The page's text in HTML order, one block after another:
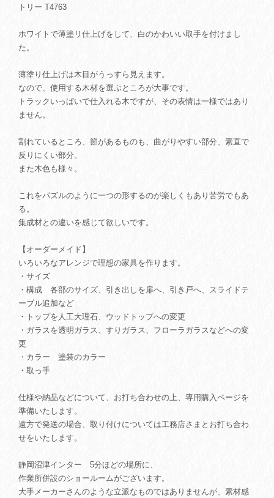
トリー T4763
ホワイトで薄塗リ仕上げをして、白のかわいい取手を付けまし
た。
薄塗り仕上げは木目がうっすら見えます。
なので、使用する木材を選ぶところが大事です。
トラックいっぱいで仕入れる木ですが、その表情は一様ではあり
ません。
割れているところ、節があるものも、曲がりやすい部分、素直で
反りにくい部分。
また木色も様々。
これをパズルのように一つの形するのが楽しくもあり苦労でもあ
る。
集成材との違いを感じて欲しいです。
【オーダーメイド】
いろいろなアレンジで理想の家具を作ります。
・サイズ
・構成 各部のサイズ、引き出しを扉へ、引き戸へ、スライドテ
ーブル追加など
・トップを人工大理石、ウッドトップへの変更
・ガラスを透明ガラス、すりガラス、フローラガラスなどへの変
更
・カラー 塗装のカラー
・取っ手
仕様や納品などについて、お打ち合わせの上、専用購入ページを
準備いたします。
遠方で発送の場合、取り付けについては工務店さまとお打ち合わ
せをいたします。
静岡沼津インター 5分ほどの場所に、
作業所併設のショールームがございます。
大手メーカーさんのような立派なものではありませんが、素材感